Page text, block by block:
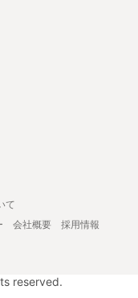
て
会社概要
採用情報
reserved.